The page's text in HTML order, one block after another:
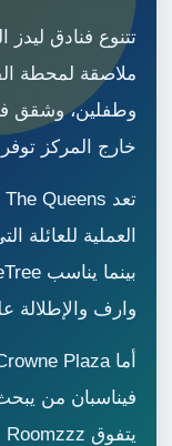
تتنوع فنادق ليدز
ملاصقة لمحطة
وطفلين، وشقق
خارج المركز
العملية
وارف والإطلالة
فيناسبان من